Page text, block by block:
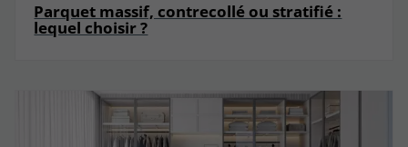
Parquet massif, contrecollé ou stratifié :
lequel choisir ?